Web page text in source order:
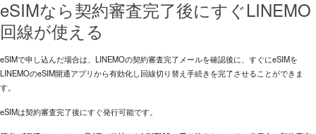
eSIMなら契約審査完了後にすぐLINEMO
回線が使える
eSIMで申し込んだ場合は、LINEMOの契約審査完了メールを確認後に、すぐにeSIMを
LINEMOのeSIM開通アプリから有効化し回線切り替え手続きを完了させることができま
す。
eSIMは契約審査完了後にすぐ発行可能です。